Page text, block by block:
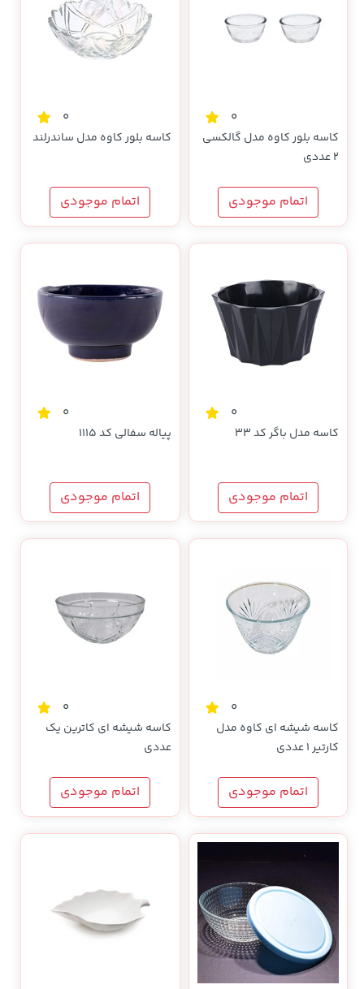
0
کاسه بلور کاوه مدل گالکسی
2 عددی
اتمام موجودی
0
کاسه بلور کاوه مدل ساندرلند
اتمام موجودی
0
کاسه مدل باگر کد 33
اتمام موجودی
0
پیاله سفالی کد 1115
اتمام موجودی
0
کاسه شیشه ای کاوه مدل
کارتیر 1 عددی
اتمام موجودی
0
کاسه شیشه ای کاترین یک
عددی
اتمام موجودی